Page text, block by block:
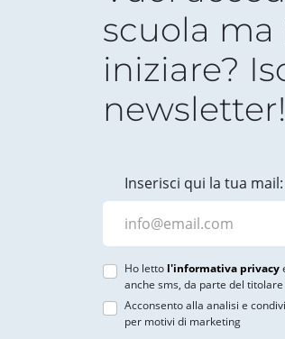
scuola ma
iniziare?
newsletter!
Inserisci qui la tua mail:
Ho letto l'informativa privacy
anche sms, da parte del titolare
Acconsento alla analisi e
per motivi di marketing